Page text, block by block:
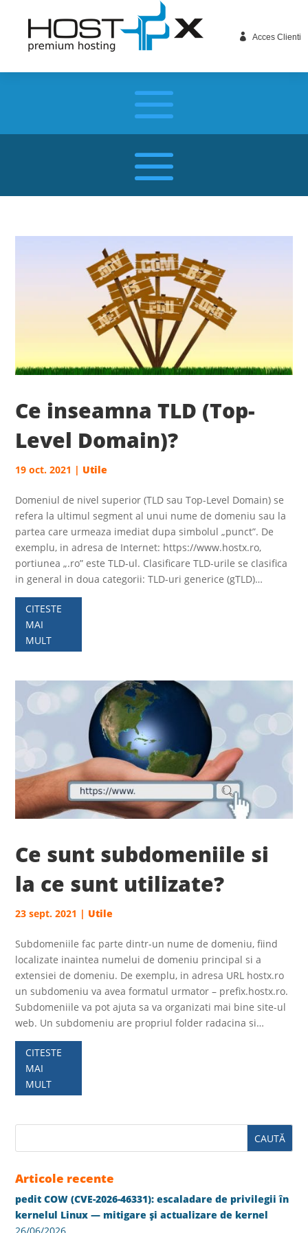
 Acces Clienti
Ce inseamna TLD (Top-
Level Domain)?
19 oct. 2021 | Utile
Domeniul de nivel superior (TLD sau Top-Level Domain) se
refera la ultimul segment al unui nume de domeniu sau la
partea care urmeaza imediat dupa simbolul „punct”. De
exemplu, in adresa de Internet: https://www.hostx.ro,
portiunea „.ro” este TLD-ul. Clasificare TLD-urile se clasifica
in general in doua categorii: TLD-uri generice (gTLD)…
CITESTE
MAI
MULT
Ce sunt subdomeniile si
la ce sunt utilizate?
23 sept. 2021 | Utile
Subdomeniile fac parte dintr-un nume de domeniu, fiind
localizate inaintea numelui de domeniu principal si a
extensiei de domeniu. De exemplu, in adresa URL hostx.ro
un subdomeniu va avea formatul urmator – prefix.hostx.ro.
Subdomeniile va pot ajuta sa va organizati mai bine site-ul
web. Un subdomeniu are propriul folder radacina si…
CITESTE
MAI
MULT
Articole recente
pedit COW (CVE-2026-46331): escaladare de privilegii în
kernelul Linux — mitigare și actualizare de kernel